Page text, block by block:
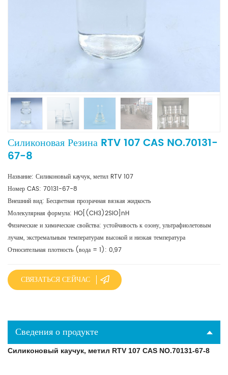
Силиконовая Резина RTV 107 CAS NO.70131-
67-8
Название: Силиконовый каучук, метил RTV 107
Номер CAS: 70131-67-8
Внешний вид: Бесцветная прозрачная вязкая жидкость
Молекулярная формула: HO[(CH3)2SiO]nH
Физические и химические свойства: устойчивость к озону, ультрафиолетовым
лучам, экстремальным температурам высокой и низкая температура
Относительная плотность (вода = 1): 0,97
СВЯЗАТЬСЯ СЕЙЧАС
Сведения о продукте
Силиконовый каучук, метил RTV 107 CAS NO.70131-67-8